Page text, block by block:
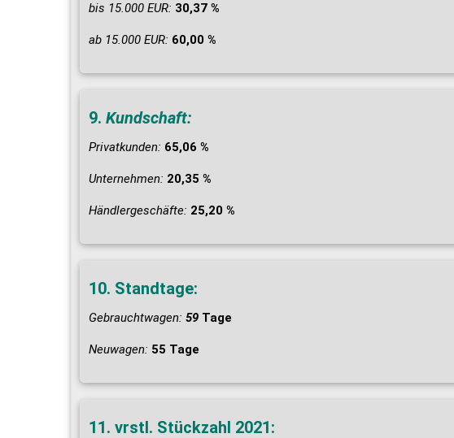
bis 15.000 EUR: 30,37 %
ab 15.000 EUR: 60,00 %
9. Kundschaft:
Privatkunden: 65,06 %
Unternehmen: 20,35 %
Händlergeschäfte: 25,20 %
10. Standtage:
Gebrauchtwagen: 59 Tage
Neuwagen: 55 Tage
11. vrstl. Stückzahl 2021: